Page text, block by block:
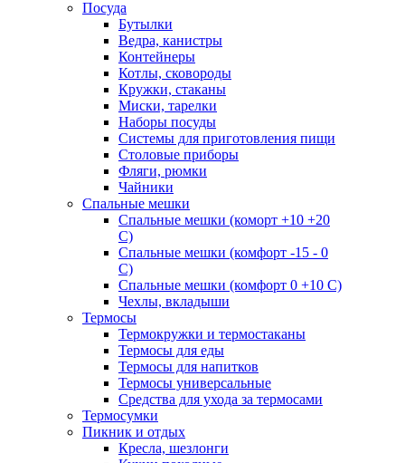
Посуда
Бутылки
Ведра, канистры
Контейнеры
Котлы, сковороды
Кружки, стаканы
Миски, тарелки
Наборы посуды
Системы для приготовления пищи
Столовые приборы
Фляги, рюмки
Чайники
Спальные мешки
Спальные мешки (коморт +10 +20
С)
Спальные мешки (комфорт -15 - 0
С)
Спальные мешки (комфорт 0 +10 С)
Чехлы, вкладыши
Термосы
Термокружки и термостаканы
Термосы для еды
Термосы для напитков
Термосы универсальные
Средства для ухода за термосами
Термосумки
Пикник и отдых
Кресла, шезлонги